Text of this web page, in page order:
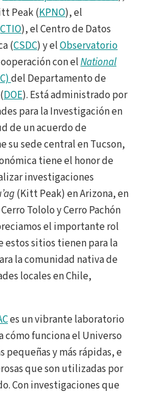
Peak (KPNO), el
CTIO), el Centro de Datos
(CSDC) y elObservatorio
con elNational
del Departamento de
DOE). Está administrado por
para la Investigación en
de un acuerdo de
su sede central en Tucson,
tiene el honor de
investigaciones
(Kitt Peak) en Arizona, en
Tololo y Cerro Pachón
el importante rol
estos sitios tienen para la
la comunidad nativa de
locales en Chile,
es un vibrante laboratorio
funciona el Universo
pequeñas y más rápidas, e
que son utilizadas por
Con investigaciones que